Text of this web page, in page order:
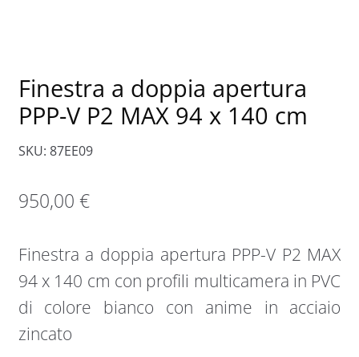
Finestra a doppia apertura
PPP-V P2 MAX 94 x 140 cm
SKU: 87EE09
950,00 €
Finestra a doppia apertura PPP-V P2 MAX
94 x 140 cm con profili multicamera in PVC
di colore bianco con anime in acciaio
zincato